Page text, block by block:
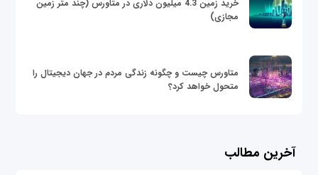
خرید زمین 4.3 میلیون دلاری در متاورس (چند متر زمین
مجازی)
متاورس چیست و چگونه زندگی مردم در جهان دیجیتال را
متحول خواهد کرد؟
آخرین مطالب